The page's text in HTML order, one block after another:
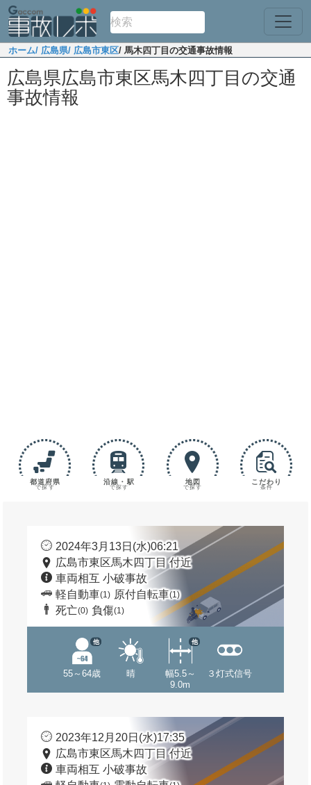
ホーム/ 広島県/ 広島市東区/ 馬木四丁目の交通事故情報
広島県広島市東区馬木四丁目の交通
事故情報
都道府県
で探す
沿線・駅
で探す
地図
で探す
こだわり
条件
2024年3月13日(水)06:21
広島市東区馬木四丁目 付近
車両相互 小破事故
軽自動車(1) 原付自転車(1)
死亡(0) 負傷(1)
55～64歳
他
晴
幅5.5～
9.0m
他
３灯式信号
2023年12月20日(水)17:35
広島市東区馬木四丁目 付近
車両相互 小破事故